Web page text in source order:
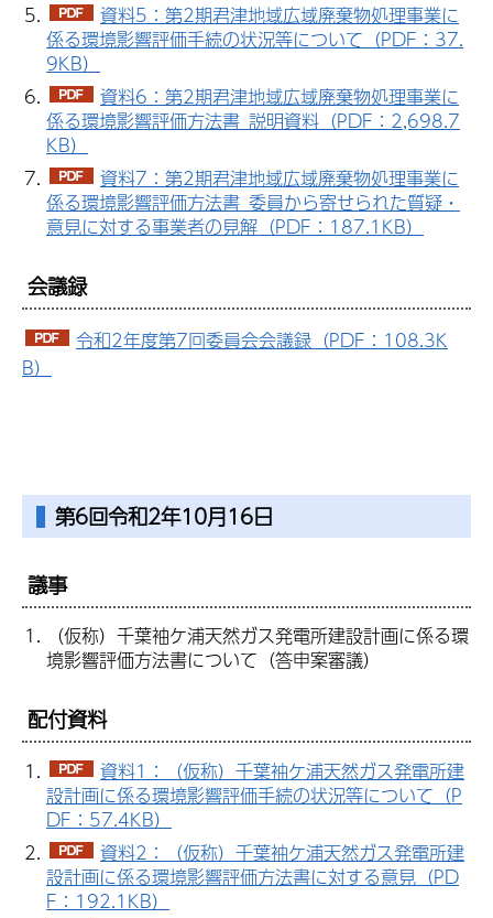
資料5：第2期君津地域広域廃棄物処理事業に
係る環境影響評価手続の状況等について（PDF：37.
9KB）
資料6：第2期君津地域広域廃棄物処理事業に
係る環境影響評価方法書_説明資料（PDF：2,698.7
KB）
資料7：第2期君津地域広域廃棄物処理事業に
係る環境影響評価方法書_委員から寄せられた質疑・
意見に対する事業者の見解（PDF：187.1KB）
会議録
令和2年度第7回委員会会議録（PDF：108.3K
B）
第6回令和2年10月16日
議事
（仮称）千葉袖ケ浦天然ガス発電所建設計画に係る環
境影響評価方法書について（答申案審議）
配付資料
資料1：（仮称）千葉袖ケ浦天然ガス発電所建
設計画に係る環境影響評価手続の状況等について（P
DF：57.4KB）
資料2：（仮称）千葉袖ケ浦天然ガス発電所建
設計画に係る環境影響評価方法書に対する意見（PD
F：192.1KB）